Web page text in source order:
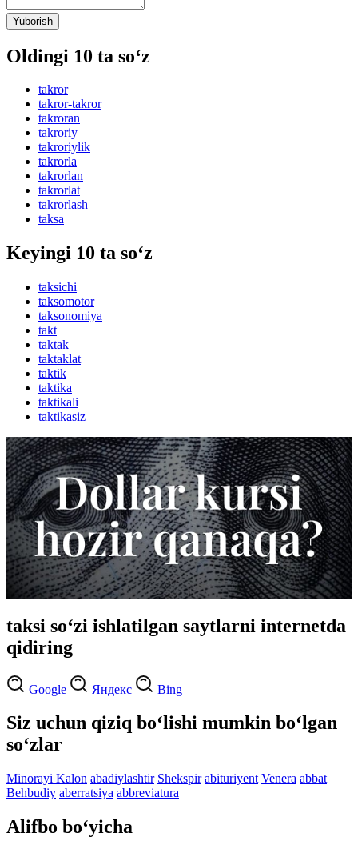
Yuborish
Oldingi 10 ta so‘z
takror
takror-takror
takroran
takroriy
takroriylik
takrorla
takrorlan
takrorlat
takrorlash
taksa
Keyingi 10 ta so‘z
taksichi
taksomotor
taksonomiya
takt
taktak
taktaklat
taktik
taktika
taktikali
taktikasiz
taksi so‘zi ishlatilgan saytlarni internetda
qidiring
Google Яндекс Bing
Siz uchun qiziq bo‘lishi mumkin bo‘lgan
so‘zlar
Minorayi Kalon abadiylashtir Shekspir abituriyent Venera abbat
Behbudiy aberratsiya abbreviatura
Alifbo bo‘yicha